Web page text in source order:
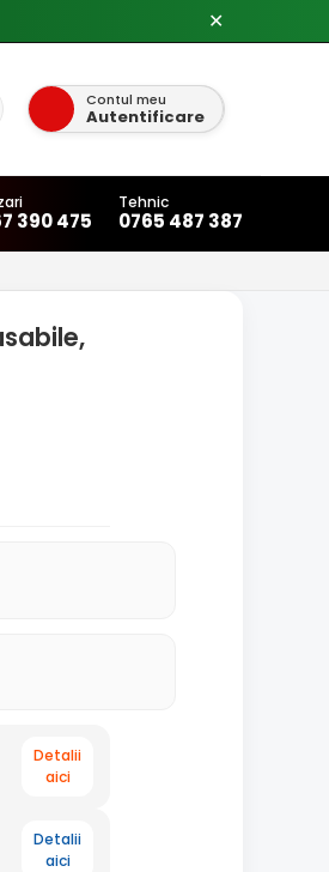
✕
Contul meu
Autentificare
390 475
Tehnic
0765 487 387
Detalii
aici
Detalii
aici